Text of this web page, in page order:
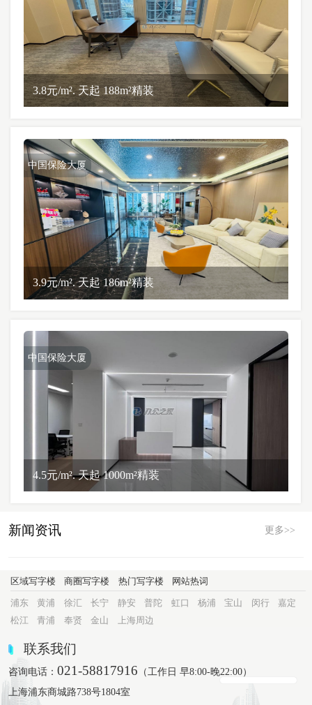
3.8元/m². 天起 188m²精装
中国保险大厦
3.9元/m². 天起 186m²精装
中国保险大厦
4.5元/m². 天起 1000m²精装
新闻资讯 更多>>
区域写字楼 商圈写字楼 热门写字楼 网站热词
浦东 黄浦 徐汇 长宁 静安 普陀 虹口 杨浦 宝山 闵行
嘉定
松江
青浦 奉贤 金山 上海周边
联系我们
咨询电话：021-58817916 （工作日 早8:00-晚22:00）
上海浦东商城路738号1804室